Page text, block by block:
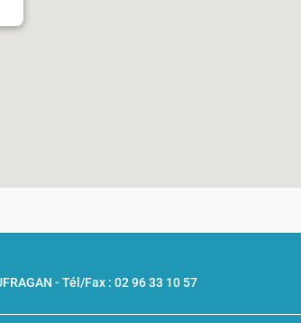
-Tél/Fax : 02 96 33 10 57